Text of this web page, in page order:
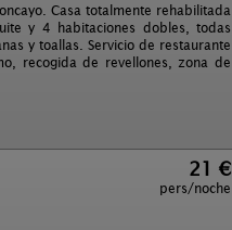
Casa totalmente rehabilitada
y 4 habitaciones dobles, todas
y toallas. Servicio de restaurante
recogida de revellones, zona de
21 €
pers/noche